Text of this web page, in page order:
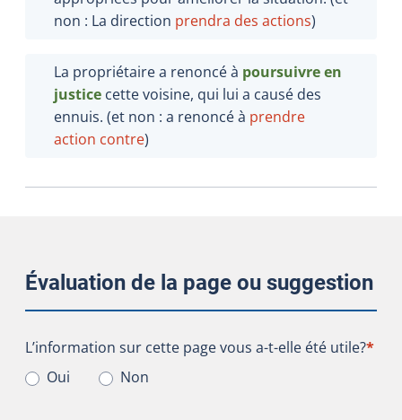
non : La direction prendra des actions)
La propriétaire a renoncé à poursuivre en
justice cette voisine, qui lui a causé des
ennuis. (et non : a renoncé à prendre
action contre)
Évaluation de la page ou suggestion
L’information sur cette page vous a-t-elle été utile?
L’information sur cette page vous a-t-elle été utile?*
Oui
Non